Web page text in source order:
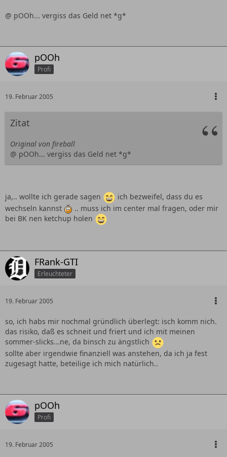
@ pOOh... vergiss das Geld net *g*
pOOh
Profi
19. Februar 2005
Zitat
Original von fireball
@ pOOh... vergiss das Geld net *g*
ja,.. wollte ich gerade sagen
ich bezweifel, dass du es
wechseln kannst
.. muss ich im center mal fragen, oder mir
bei BK nen ketchup holen
FRank-GTI
Erleuchteter
19. Februar 2005
so, ich habs mir nochmal gründlich überlegt: isch komm nich.
das risiko, daß es schneit und friert und ich mit meinen
sommer-slicks...ne, da binsch zu ängstlich
sollte aber irgendwie finanziell was anstehen, da ich ja fest
zugesagt hatte, beteilige ich mich natürlich..
pOOh
Profi
19. Februar 2005